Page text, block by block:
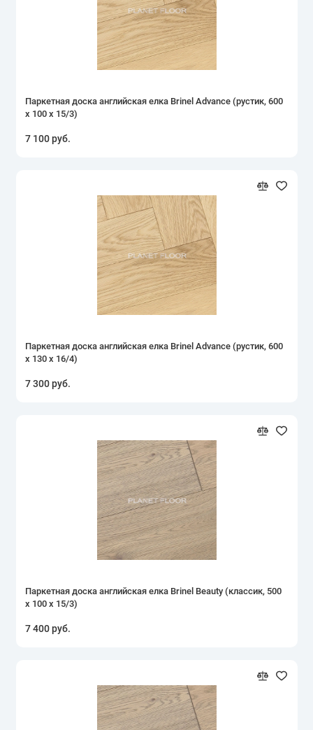
Паркетная доска английская елка Brinel Advance (рустик, 600
х 100 х 15/3)
7 100 руб.
Паркетная доска английская елка Brinel Advance (рустик, 600
х 130 х 16/4)
7 300 руб.
Паркетная доска английская елка Brinel Beauty (классик, 500
х 100 х 15/3)
7 400 руб.